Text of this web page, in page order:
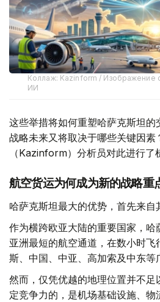
Коллаж: Kazinform / Изображение
ИИ
这些举措将如何重塑哈萨克斯坦的
战略未来又将取决于哪些关键因素
（Kazinform）分析员对此进行了
航空货运为何成为新的战略重
哈萨克斯坦最大的优势，首先来自
作为横跨欧亚大陆的重要国家，哈
亚洲最短的航空通道，在数小时飞
斯、中国、中亚、高加索及中东等
然而，仅凭优越的地理位置并不
定竞争力的，是机场基础设施、